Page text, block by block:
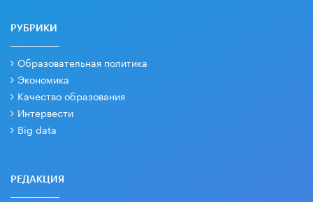
РУБРИКИ
Образовательная политика
Экономика
Качество образования
Интервести
Big data
РЕДАКЦИЯ